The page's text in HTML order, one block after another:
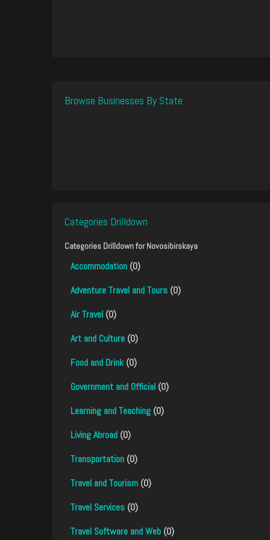
Browse Businesses By State
Categories Drilldown
Categories Drilldown forNovosibirskaya
Accommodation (0)
Adventure Travel and Tours (0)
Air Travel (0)
Art and Culture (0)
Food and Drink(0)
Government and Official (0)
Learning and Teaching (0)
Living Abroad (0)
Transportation (0)
Travel and Tourism (0)
Travel Services (0)
Travel Software and Web (0)